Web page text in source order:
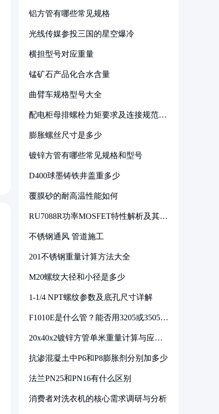
铝方管有哪些常见规格
光线传媒参投三国的星空爆冷
横担型号对应重量
锰矿石产品化合水含量
曲臂车规格型号大全
配电柜母排螺栓力矩要求及连接规范详
膨胀螺丝尺寸是多少
镀锌方管有哪些常见规格和型号
D400球墨铸铁井盖重多少
覆膜砂的耐高温性能如何
RU7088R功率MOSFET特性解析及其在
不锈钢通风 管道施工
201不锈钢重量计算方法大全
M20螺纹大径和小径是多少
1-1/4 NPT螺纹参数及底孔尺寸详解
F1010E是什么管？能否用3205或3505代
20x40x2镀锌方管单米重量计算与应用
抗渗混凝土中P6和P8膨胀剂分别加多少
法兰PN25和PN16有什么区别
消费者对洗衣机的核心需求调研与分析